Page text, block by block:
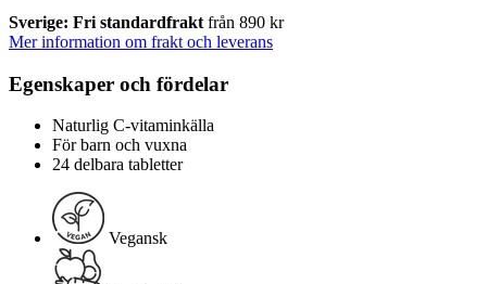
Sverige: Fri standardfrakt från 890 kr
Mer information om frakt och leverans
Egenskaper och fördelar
Naturlig C-vitaminkälla
För barn och vuxna
24 delbara tabletter
Vegansk